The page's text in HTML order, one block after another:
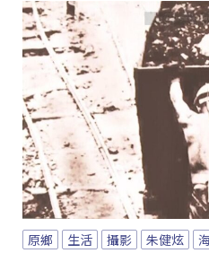
原鄉 生活 攝影 朱健炫